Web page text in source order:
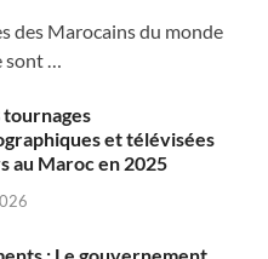
des Marocains du monde
…
tournages
et télévisées
au Maroc en 2025